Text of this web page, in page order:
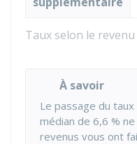
Taux selon le
À savoir
Le passage du
médian de 6,6 %
revenus vous ont